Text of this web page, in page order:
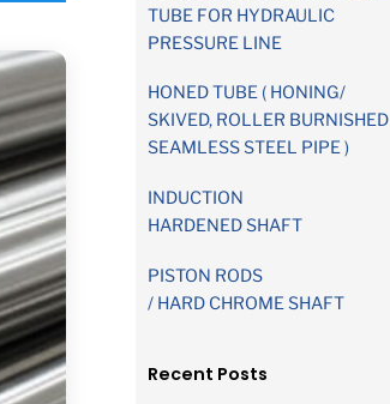
TUBE FOR HYDRAULIC
PRESSURE LINE
HONED TUBE ( HONING/
SKIVED, ROLLER BURNISHED
SEAMLESS STEEL PIPE )
INDUCTION
HARDENED SHAFT
PISTON RODS
/ HARD CHROME SHAFT
Recent Posts